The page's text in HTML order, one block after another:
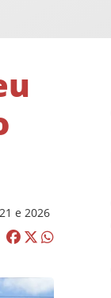
e 2026